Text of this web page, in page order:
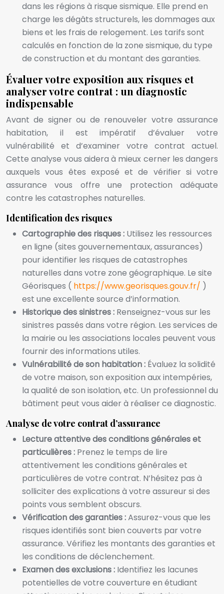
dans les régions à risque sismique. Elle prend en
charge les dégâts structurels, les dommages aux
biens et les frais de relogement. Les tarifs sont
calculés en fonction de la zone sismique, du type
de construction et du montant des garanties.
Évaluer votre exposition aux risques et
analyser votre contrat : un diagnostic
indispensable
Avant de signer ou de renouveler votre assurance
habitation, il est impératif d’évaluer votre
vulnérabilité et d’examiner votre contrat actuel.
Cette analyse vous aidera à mieux cerner les dangers
auxquels vous êtes exposé et de vérifier si votre
assurance vous offre une protection adéquate
contre les catastrophes naturelles.
Identification des risques
Cartographie des risques : Utilisez les ressources
en ligne (sites gouvernementaux, assurances)
pour identifier les risques de catastrophes
naturelles dans votre zone géographique. Le site
Géorisques ( https://www.georisques.gouv.fr/ )
est une excellente source d’information.
Historique des sinistres : Renseignez-vous sur les
sinistres passés dans votre région. Les services de
la mairie ou les associations locales peuvent vous
fournir des informations utiles.
Vulnérabilité de son habitation : Évaluez la solidité
de votre maison, son exposition aux intempéries,
la qualité de son isolation, etc. Un professionnel du
bâtiment peut vous aider à réaliser ce diagnostic.
Analyse de votre contrat d’assurance
Lecture attentive des conditions générales et
particulières : Prenez le temps de lire
attentivement les conditions générales et
particulières de votre contrat. N’hésitez pas à
solliciter des explications à votre assureur si des
points vous semblent obscurs.
Vérification des garanties :Assurez-vous que les
risques identifiés sont bien couverts par votre
assurance. Vérifiez les montants des garanties et
les conditions de déclenchement.
Examen des exclusions : Identifiez les lacunes
potentielles de votre couverture en étudiant